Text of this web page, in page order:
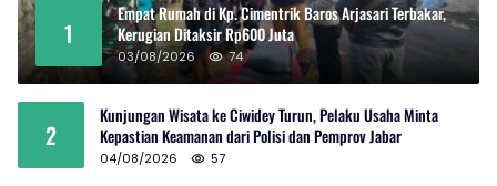
1
Empat Rumah di Kp. Cimentrik Baros Arjasari Terbakar,
Kerugian Ditaksir Rp600 Juta
03/08/2026 74
2
Kunjungan Wisata ke Ciwidey Turun, Pelaku Usaha Minta
Kepastian Keamanan dari Polisi dan Pemprov Jabar
04/08/2026 57